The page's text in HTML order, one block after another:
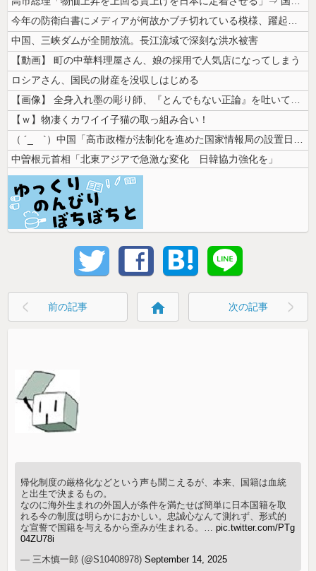
今年の防衛白書にメディアが何故かブチ切れている模様、躍起になって批判す...
中国、三峡ダムが全開放流。長江流域で深刻な洪水被害
【動画】 町の中華料理屋さん、娘の採用で人気店になってしまう
ロシアさん、国民の財産を没収しはじめる
【画像】 全身入れ墨の彫り師、『とんでもない正論』を吐いて30万再生さ...
【ｗ】物凄くカワイイ子猫の取っ組み合い！
（ ´_ゝ`）中国「高市政権が法制化を進めた国家情報局の設置日が7月3...
中曽根元首相「北東アジアで急激な変化 日韓協力強化を」
前の記事 home 次の記事
帰化制度の厳格化などという声も聞こえるが、本来、国籍は血統
と出生で決まるもの。
なのに海外生まれの外国人が条件を満たせば簡単に日本国籍を取
れる今の制度は明らかにおかしい。忠誠心なんて測れず、形式的
な宣誓で国籍を与えるから歪みが生まれる。…pic.twitter.com/PTg
04ZU78i
— 三木慎一郎 (@S10408978)September 14, 2025